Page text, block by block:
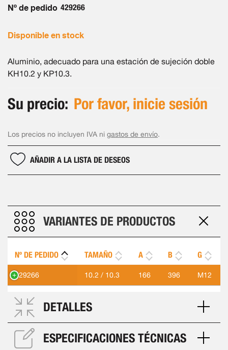
de
Nº de pedido 429266
Disponible en stock
Aluminio, adecuado para una estación de sujeción doble
KH10.2 y KP10.3.
Su precio: Por favor, inicie sesión
Los precios no incluyen IVA ni gastos de envío.
AÑADIR A LA LISTA DE DESEOS
VARIANTES DE PRODUCTOS
Nº DE PEDIDO TAMAÑO A B G
429266 10.2 / 10.3 166 396 M12
DETALLES
ESPECIFICACIONES TÉCNICAS